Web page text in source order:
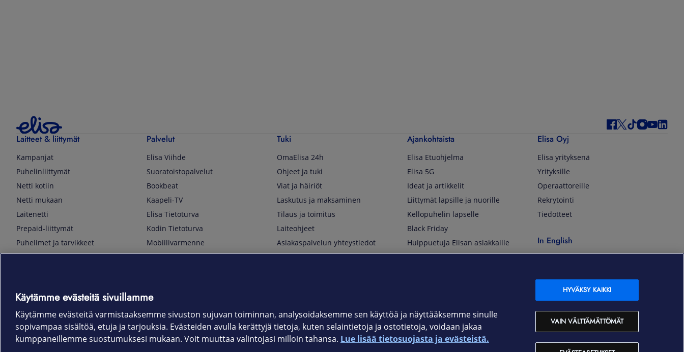
Laitteet & liittymät
Kampanjat
Puhelinliittymät
Netti kotiin
Netti mukaan
Laitenetti
Prepaid-liittymät
Puhelimet ja tarvikkeet
Tietotekniikka
Kodinkoneet
Kamerat ja dronet
Kellot ja rannekkeet
Älykoti
Palvelut
Elisa Viihde
Suoratoistopalvelut
Bookbeat
Kaapeli-TV
Elisa Tietoturva
Kodin Tietoturva
Mobiilivarmenne
Kuka soittaa
Elisa Pilvilinna
Elisa Laiteturva
Elisa Rinnakkaisliittymät
Elisa Kotiturva -hälytysjärjestelmä
Tuki
OmaElisa 24h
Ohjeet ja tuki
Viat ja häiriöt
Laskutus ja maksaminen
Tilaus ja toimitus
Laiteohjeet
Asiakaspalvelun yhteystiedot
Soita Omagurulle
Asiakastiedotteet
OmaElisa-sovellus
Kirjaudu sähköpostiin
Ajankohtaista
Elisa Etuohjelma
Elisa 5G
Ideat ja artikkelit
Liittymät lapsille ja nuorille
Kellopuhelin lapselle
Black Friday
Huippuetuja Elisan asiakkaille
Elisa Oyj
Elisa yrityksenä
Yrityksille
Operaattoreille
Rekrytointi
Tiedotteet
In English
Moving to Finland
Elisa Corporation
På Svenska
Käytämme evästeitä sivuillamme
Käytämme evästeitä varmistaaksemme sivuston sujuvan toiminnan, analysoidaksemme sen käyttöä ja näyttääksemme sinulle
sopivampaa sisältöä, etuja ja tarjouksia. Evästeiden avulla kerättyjä tietoja, kuten selaintietoja ja ostotietoja, voidaan jakaa
kumppaneillemme suostumuksesi mukaan. Voit muuttaa valintojasi milloin tahansa. Lue lisää tietosuojasta ja evästeistä.
VAIN VÄLTTÄMÄTTÖMÄT
HYVÄKSY KAIKKI